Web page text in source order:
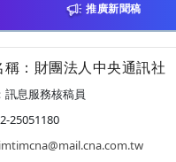
推廣新聞稿
：財團法人中央通訊社
訊息服務核稿員
25051180